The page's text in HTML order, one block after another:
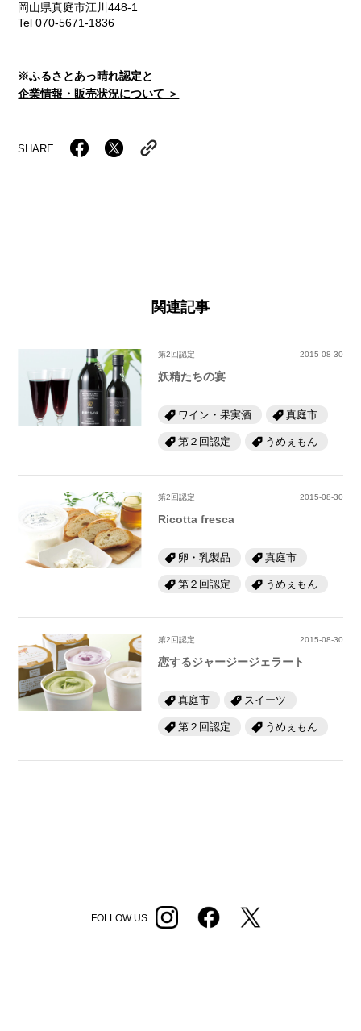
岡山県真庭市江川448-1
Tel 070-5671-1836
※ふるさとあっ晴れ認定と
企業情報・販売状況について ＞
SHARE
関連記事
第2回認定 2015-08-30
妖精たちの宴
ワイン・果実酒 真庭市
第２回認定 うめぇもん
第2回認定 2015-08-30
Ricotta fresca
卵・乳製品 真庭市
第２回認定 うめぇもん
第2回認定 2015-08-30
恋するジャージージェラート
真庭市 スイーツ
第２回認定 うめぇもん
FOLLOW US